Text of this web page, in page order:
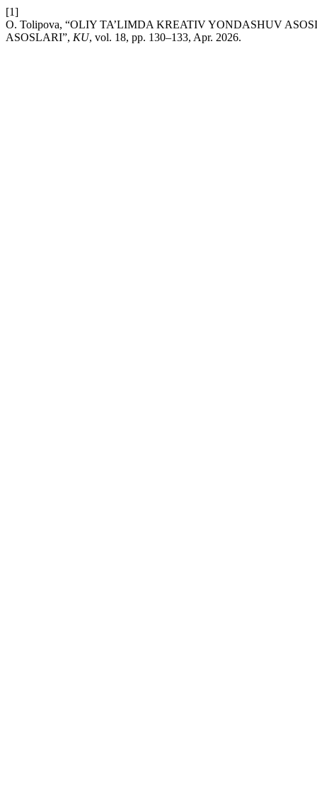
[1]
O. Tolipova, “OLIY TA’LIMDA KREATIV YONDASHUV
ASOSLARI”, KU, vol. 18, pp. 130–133, Apr. 2026.